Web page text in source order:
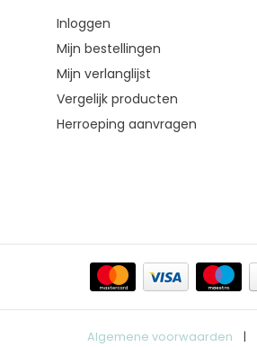
Inloggen
Mijn bestellingen
Mijn verlanglijst
Vergelijk producten
Herroeping aanvragen
Algemene voorwaarden |